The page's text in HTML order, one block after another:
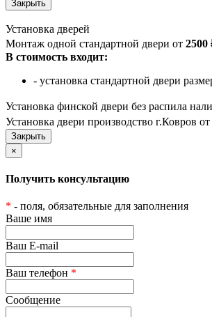
Установка дверей
Монтаж одной стандартной двери от 2500
В стоимость входит:
- установка стандартной двери
Установка финской двери без распила
Установка двери производство г.Ковров от
×
Получить консультацию
* - поля, обязательные для заполнения
Ваше имя
Ваш E-mail
Ваш телефон *
Сообщение